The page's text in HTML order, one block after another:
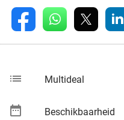
fb whatsapp linkedin
list Multideal
date_range Beschikbaarheid